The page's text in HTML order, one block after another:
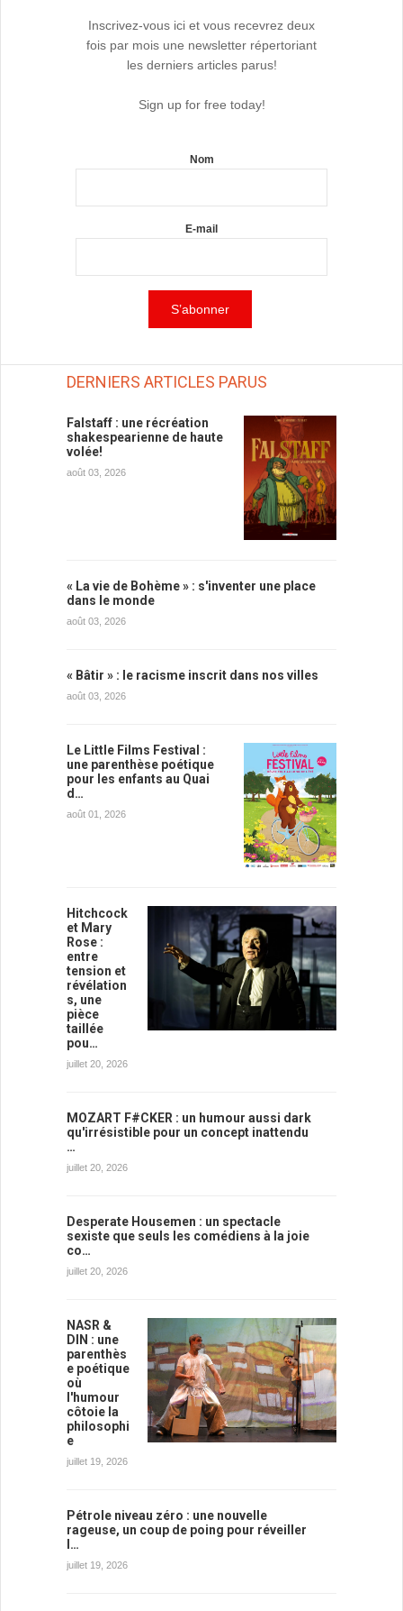
Inscrivez-vous ici et vous recevrez deux
fois par mois une newsletter répertoriant
les derniers articles parus!
Sign up for free today!
Nom
E-mail
DERNIERS ARTICLES PARUS
Falstaff : une récréation
shakespearienne de haute
volée!
août 03, 2026
« La vie de Bohème » : s'inventer une place
dans le monde
août 03, 2026
« Bâtir » : le racisme inscrit dans nos villes
août 03, 2026
Le Little Films Festival :
une parenthèse poétique
pour les enfants au Quai
d…
août 01, 2026
Hitchcock
et Mary
Rose :
entre
tension et
révélation
s, une
pièce
taillée
pou…
juillet 20, 2026
MOZART F#CKER : un humour aussi dark
qu'irrésistible pour un concept inattendu
…
juillet 20, 2026
Desperate Housemen : un spectacle
sexiste que seuls les comédiens à la joie
co…
juillet 20, 2026
NASR &
DIN : une
parenthès
e poétique
où
l'humour
côtoie la
philosophi
e
juillet 19, 2026
Pétrole niveau zéro : une nouvelle
rageuse, un coup de poing pour réveiller
l…
juillet 19, 2026